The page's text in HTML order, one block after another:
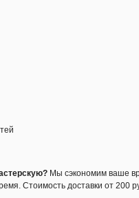
Мы сэкономим ваше
Стоимость доставки от 200